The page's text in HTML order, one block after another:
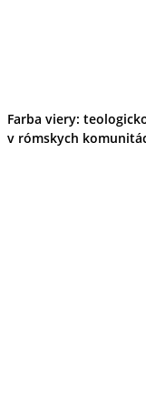
Farba viery:
v rómskych